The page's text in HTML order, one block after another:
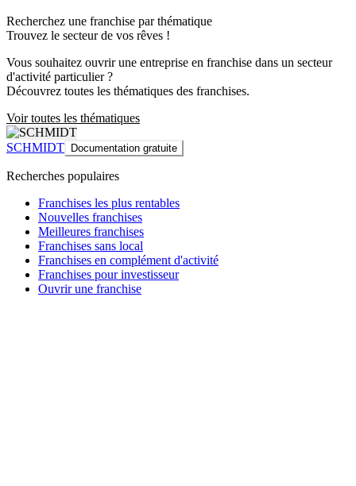
Recherchez une franchise par thématique
Trouvez le secteur de vos rêves !
Vous souhaitez ouvrir une entreprise en franchise dans un secteur
d'activité particulier ?
Découvrez toutes les thématiques des franchises.
Voir toutes les thématiques
SCHMIDT Documentation gratuite
Recherches populaires
Franchises les plus rentables
Nouvelles franchises
Meilleures franchises
Franchises sans local
Franchises en complément d'activité
Franchises pour investisseur
Ouvrir une franchise